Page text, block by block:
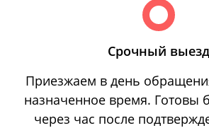
Срочный выезд
Приезжаем в день
назначенное время. Готовы
через час после